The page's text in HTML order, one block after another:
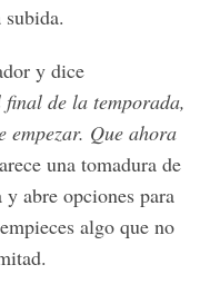
y dice
de la temporada,
empezar. Que ahora
una tomadura de
abre opciones para
algo que no